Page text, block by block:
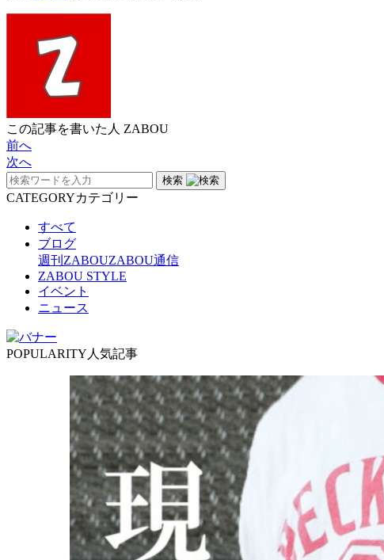
この記事を書いた人 ZABOU
前へ
次へ
検索
CATEGORYカテゴリー
すべて
ブログ
週刊ZABOUZABOU通信
ZABOU STYLE
イベント
ニュース
POPULARITY 人気記事